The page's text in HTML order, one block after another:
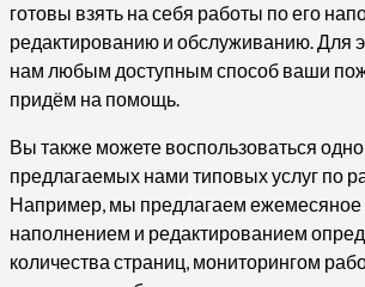
готовы взять на себя работы по его
редактированию и обслуживанию. Для
нам любым доступным способ ваши
придём на помощь.
Вы также можете воспользоваться
предлагаемых нами типовых услуг по
Например, мы предлагаем ежемесяное
наполнением и редактированием
количества страниц, мониторингом